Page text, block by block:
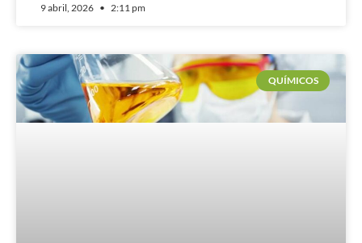
9 abril, 2026 2:11 pm
QUÍMICOS